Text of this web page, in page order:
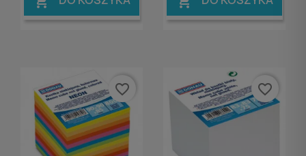
favorite_border favorite_border